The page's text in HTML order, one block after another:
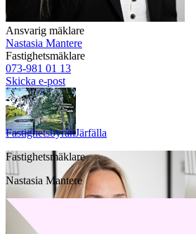
Ansvarig mäklare
Nastasia Mantere
Fastighetsmäklare
073-981 01 13
Skicka e-post
FastighetsbyrånJärfälla
Fastighetsmäklare
Nastasia Mantere